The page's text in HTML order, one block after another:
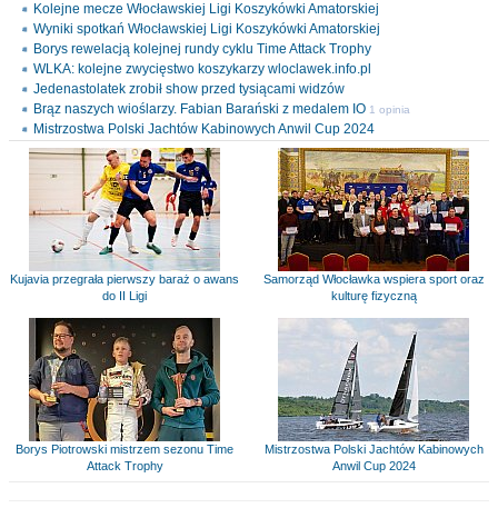
Kolejne mecze Włocławskiej Ligi Koszykówki Amatorskiej
Wyniki spotkań Włocławskiej Ligi Koszykówki Amatorskiej
Borys rewelacją kolejnej rundy cyklu Time Attack Trophy
WLKA: kolejne zwycięstwo koszykarzy wloclawek.info.pl
Jedenastolatek zrobił show przed tysiącami widzów
Brąz naszych wioślarzy. Fabian Barański z medalem IO 1 opinia
Mistrzostwa Polski Jachtów Kabinowych Anwil Cup 2024
Kujavia przegrała pierwszy baraż o awans
do II Ligi
Samorząd Włocławka wspiera sport oraz
kulturę fizyczną
Borys Piotrowski mistrzem sezonu Time
Attack Trophy
Mistrzostwa Polski Jachtów Kabinowych
Anwil Cup 2024